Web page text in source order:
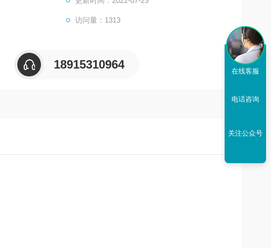
访问量：1313
18915310964 在线客服
电话咨询
关注公众号